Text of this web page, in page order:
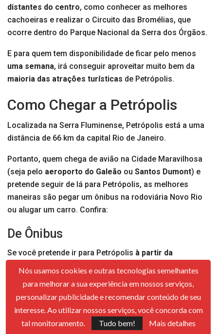
distantes do centro, como conhecer as melhores
cachoeiras e realizar o Circuito das Bromélias, que
ocorre dentro do Parque Nacional da Serra dos Órgãos.
E para quem tem disponibilidade de ficar pelo menos
uma semana, irá conseguir aproveitar muito bem da
maioria das atrações turísticas de Petrópolis.
Como Chegar a Petrópolis
Localizada na Serra Fluminense, Petrópolis está a uma
distância de 66 km da capital Rio de Janeiro.
Portanto, quem chega de avião na Cidade Maravilhosa
(seja pelo aeroporto do Galeão ou Santos Dumont) e
pretende seguir de lá para Petrópolis, as melhores
maneiras são pegar um ônibus na rodoviária Novo Rio
ou alugar um carro. Confira:
De Ônibus
Se você pretende ir para Petrópolis à partir da
todo, sendo possível comprar as passagens pela
internet ou direto no guichê.
Você irá viajar com todo conforto, em ônibus com
Nós usamos cookies e outras tecnologias semelhantes
para melhorar a sua experiência em nossos serviços,
personalizar publicidade e recomendar conteúdo de seu
interesse. Ao utilizar nossos serviços, você concorda com
tal monitoramento.
Tudo bem! Mais detalhes